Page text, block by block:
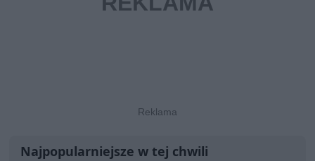
Najpopularniejsze w tej chwili